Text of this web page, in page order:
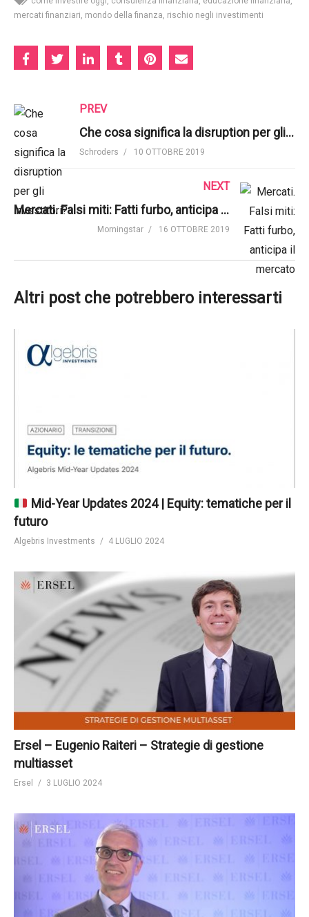
mercati finanziari mondo della finanza rischio negli investimenti
PREV
Che cosa significa la disruption per gli investitori? | Schroders
Schroders 10 OTTOBRE 2019
NEXT
Mercati. Falsi miti: Fatti furbo, anticipa il mercato | Morningstar Italy
Morningstar 16 OTTOBRE 2019
Altri post che potrebbero interessarti
Mid-Year Updates 2024 | Equity: tematiche per il
futuro
Algebris Investments 4 LUGLIO 2024
Ersel – Eugenio Raiteri – Strategie di gestione
multiasset
Ersel 3 LUGLIO 2024